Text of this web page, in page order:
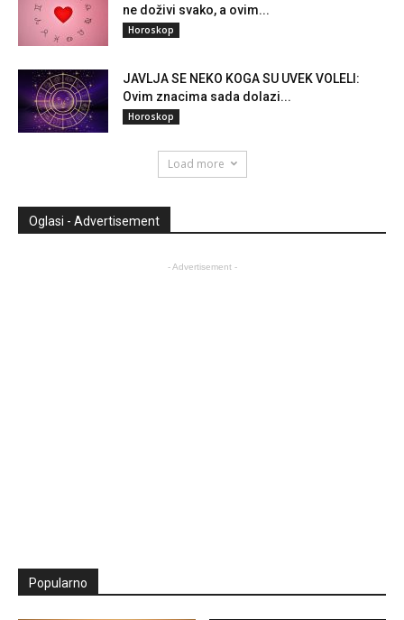
ne doživi svako, a ovim...
Horoskop
JAVLJA SE NEKO KOGA SU UVEK VOLELI:
Ovim znacima sada dolazi...
Horoskop
Load more
Oglasi - Advertisement
- Advertisement -
Popularno